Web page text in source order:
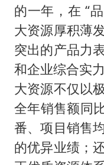
的一年，在 “
大资源厚积薄
突出的产品力
和企业综合实
大资源不仅以
全年销售额同
番、项目销售
的优异业绩；